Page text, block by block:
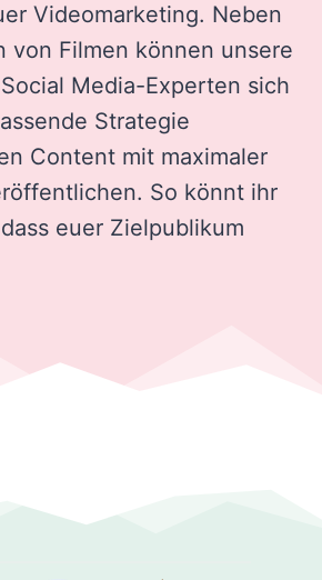
Videomarketing. Neben
von Filmen können unsere
Media-Experten sich
Strategie
Content mit maximaler
So könnt ihr
euer Zielpublikum